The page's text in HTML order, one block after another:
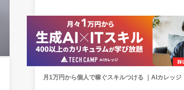
月1万円から個人で稼ぐスキルつける ｜AIカレッジ